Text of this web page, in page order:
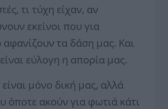
τι τύχη είχαν, αν
εκείνοι που για
τα δάση μας. Και
εύλογη η απορία μας.
μόνο δική μας, αλλά
όποτε ακούν για φωτιά κάτι